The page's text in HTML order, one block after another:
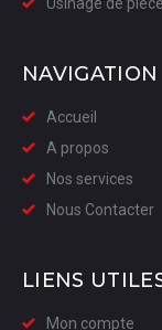
NAVIGATION
Accueil
A propos
Nos services
Nous Contacter
LIENS
Mon compte